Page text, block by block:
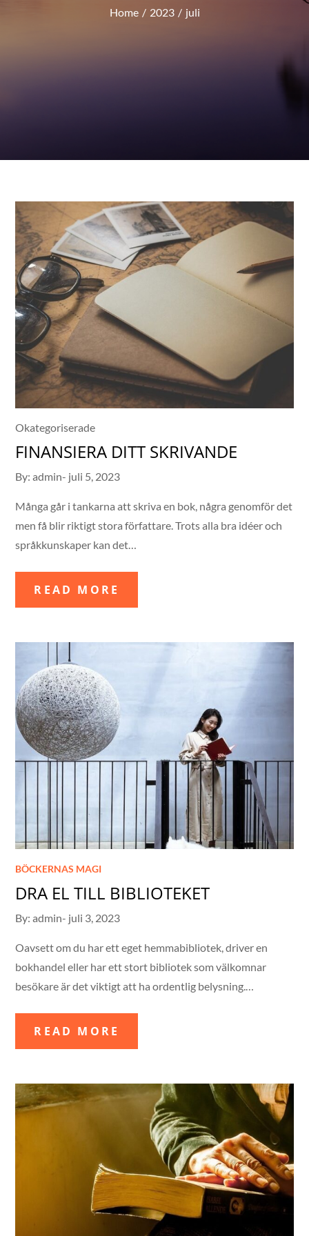
Home 2023 juli
Okategoriserade
FINANSIERA DITT SKRIVANDE
By:admin Posted
juli 5, 2023
Många går i tankarna att skriva en bok, några genomför det
men få blir riktigt stora författare. Trots alla bra idéer och
språkkunskaper kan det…
READ MORE
BÖCKERNAS MAGI
DRA EL TILL BIBLIOTEKET
By:admin Posted
juli 3, 2023
Oavsett om du har ett eget hemmabibliotek, driver en
bokhandel eller har ett stort bibliotek som välkomnar
besökare är det viktigt att ha ordentlig belysning.…
READ MORE